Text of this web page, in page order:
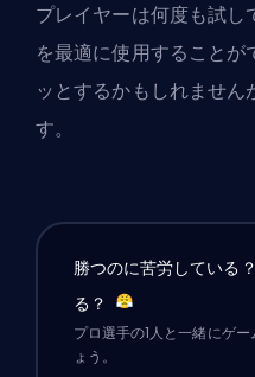
プレイヤーは何度も試
を最適に使用すること
ッとするかもしれません
す。
勝つのに苦労している
る？
プロ選手の1人と一緒にゲ
ょう。